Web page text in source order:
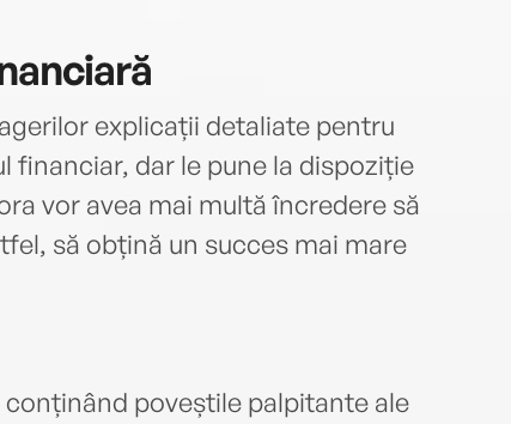
explicații detaliate pentru
dar le pune la dispoziție
vor avea mai multă încredere să
să obțină un succes mai mare
poveștile palpitante ale